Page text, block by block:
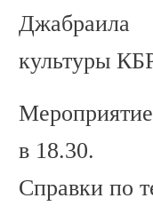
Джабраила
культуры
в 18.30.
Справки по